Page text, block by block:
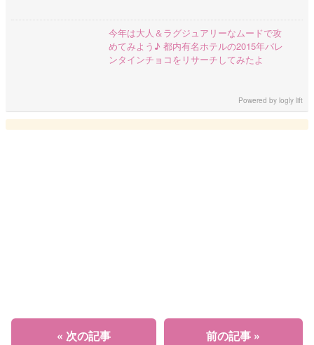
今年は大人＆ラグジュアリーなムードで攻
めてみよう♪ 都内有名ホテルの2015年バレ
ンタインチョコをリサーチしてみたよ
Powered bylogly lift
前の記事 »
« 次の記事